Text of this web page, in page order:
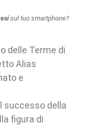
sul tuo smartphone?
delle Terme di
Alias
e
successo della
figura di